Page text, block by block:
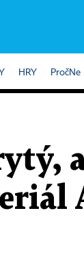
HRY PročNe